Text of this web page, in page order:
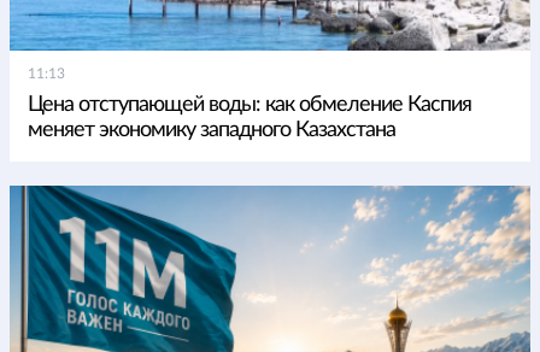
11:13
Цена отступающей воды: как обмеление Каспия
меняет экономику западного Казахстана